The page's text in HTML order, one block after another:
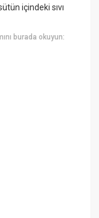
içindeki sıvı
burada okuyun: